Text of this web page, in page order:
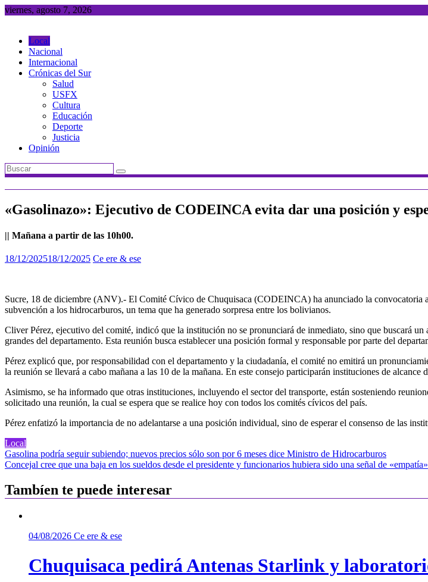
Saltar
viernes, agosto 7, 2026
Local
Nacional
Internacional
Crónicas del Sur
Salud
USFX
Cultura
Educación
Deporte
Justicia
Opinión
«Gasolinazo»: Ejecutivo de CODEINCA evita dar una posición y
|| Mañana a partir de las 10h00.
18/12/202518/12/2025 Ce ere & ese
Sucre, 18 de diciembre (ANV).- El Comité Cívico de Chuquisaca (CODEINCA) ha anunciado la convocatoria
subvención a los hidrocarburos, un tema que ha generado sorpresa entre los bolivianos.
Cliver Pérez, ejecutivo del comité, indicó que la institución no se pronunciará de inmediato, sino que buscará
grandes del departamento. Esta reunión busca establecer una posición formal y responsable por parte del
Pérez explicó que, por responsabilidad con el departamento y la ciudadanía, el comité no emitirá un
la reunión se llevará a cabo mañana a las 10 de la mañana. En este consejo participarán instituciones de alcance
Asimismo, se ha informado que otras instituciones, incluyendo el sector del transporte, están sosteniendo
solicitado una reunión, la cual se espera que se realice hoy con todos los comités cívicos del país.
Pérez enfatizó la importancia de no adelantarse a una posición individual, sino de esperar el consenso de las
Local
Navegación
de
entradas
Gasolina podría seguir subiendo; nuevos precios sólo son por 6 meses dice Ministro de Hidrocarburos
Concejal cree que una baja en los sueldos desde el presidente y funcionarios hubiera sido una señal de «empatía»
Tambíen te puede interesar
04/08/2026 Ce ere & ese
Chuquisaca pedirá Antenas Starlink y